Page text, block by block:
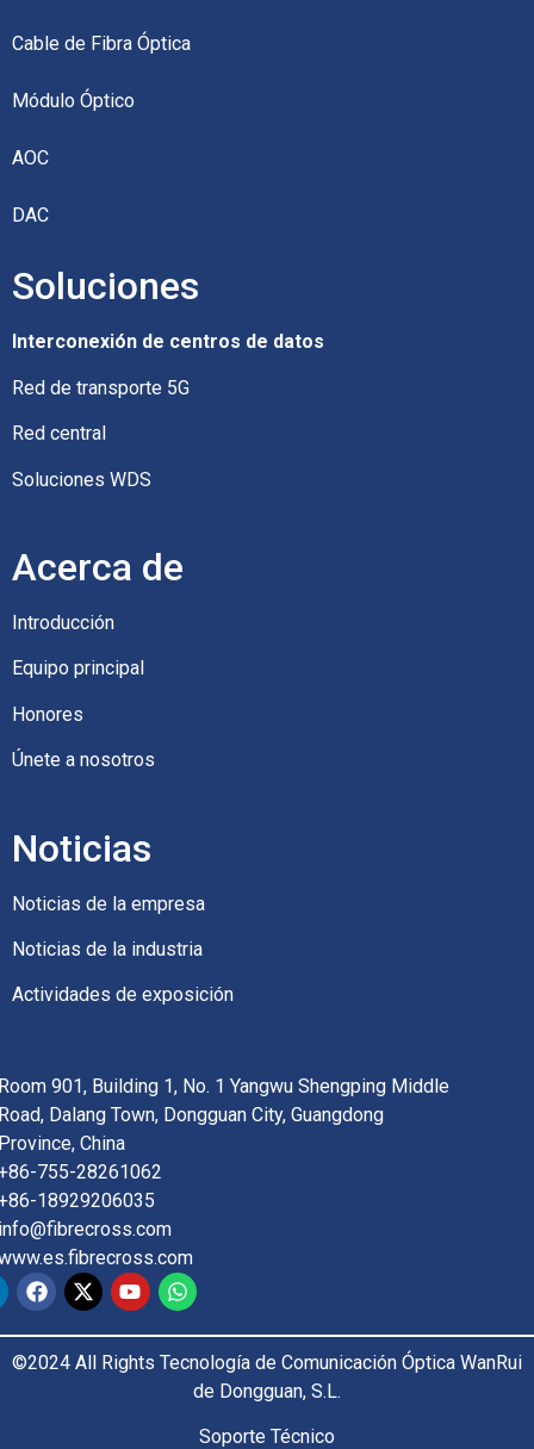
Cable de Fibra Óptica
Módulo Óptico
AOC
DAC
Soluciones
Interconexión de centros de datos
Red de transporte 5G
Red central
Soluciones WDS
Acerca de
Introducción
Equipo principal
Honores
Únete a nosotros
Noticias
Noticias de la empresa
Noticias de la industria
Actividades de exposición
901, Building 1, No. 1 Yangwu Shengping Middle
Dalang Town, Dongguan City, Guangdong
China
755-28261062
18929206035
©2024 All Rights Tecnología de Comunicación Óptica WanRui
de Dongguan, S.L.
Soporte Técnico